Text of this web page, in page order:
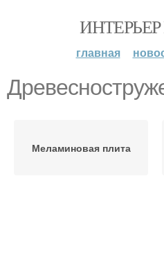
главная
Меламиновая плита